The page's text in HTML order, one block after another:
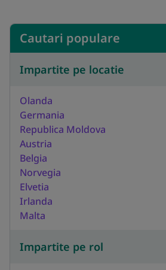
Cautari populare
Impartite pe locatie
Olanda
Germania
Republica Moldova
Austria
Belgia
Norvegia
Elvetia
Irlanda
Malta
Impartite pe rol